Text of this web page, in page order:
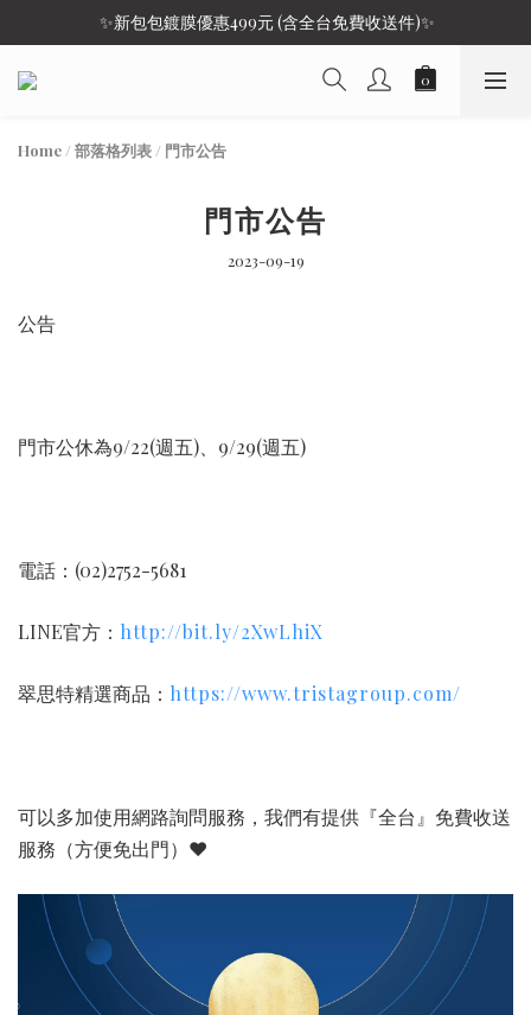
✨新包包鍍膜優惠499元 (含全台免費收送件)✨
Home / 部落格列表 / 門市公告
門市公告
2023-09-19
公告
門市公休為9/22(週五)、9/29(週五)
電話：(02)2752-5681
LINE官方： http://bit.ly/2XwLhiX
翠思特精選商品： https://www.tristagroup.com/
可以多加使用網路詢問服務，我們有提供『全台』免費收送
服務（方便免出門）❤️